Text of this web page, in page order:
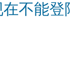
不能登